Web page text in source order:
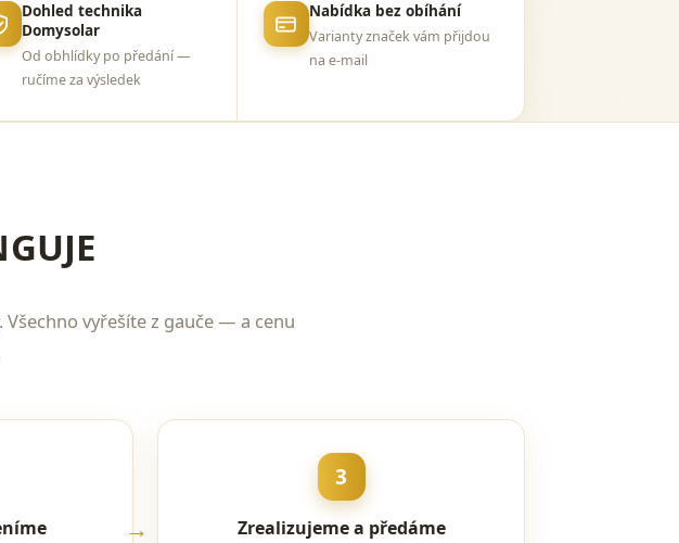
Dohled technika
Domysolar
Od obhlídky po předání —
ručíme za výsledek
Nabídka bez obíhání
Varianty značek vám přijdou
na e-mail
vyřešíte z gauče — a cenu
3
Zrealizujeme a předáme